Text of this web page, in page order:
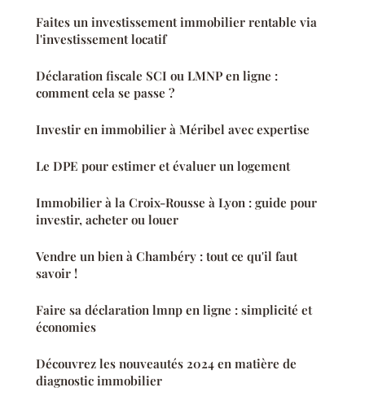
Faites un investissement immobilier rentable via
l'investissement locatif
Déclaration fiscale SCI ou LMNP en ligne :
comment cela se passe ?
Investir en immobilier à Méribel avec expertise
Le DPE pour estimer et évaluer un logement
Immobilier à la Croix-Rousse à Lyon : guide pour
investir, acheter ou louer
Vendre un bien à Chambéry : tout ce qu'il faut
savoir !
Faire sa déclaration lmnp en ligne : simplicité et
économies
Découvrez les nouveautés 2024 en matière de
diagnostic immobilier